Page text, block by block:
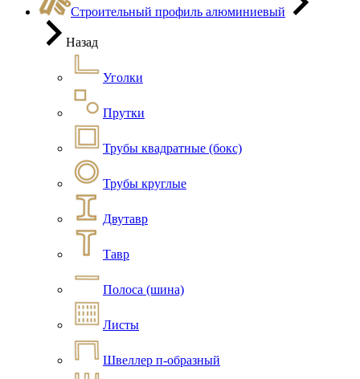
Строительный профиль алюминиевый
Назад
Уголки
Прутки
Трубы квадратные (бокс)
Трубы круглые
Двутавр
Тавр
Полоса (шина)
Листы
Швеллер п-образный